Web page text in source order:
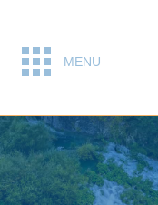
MENU